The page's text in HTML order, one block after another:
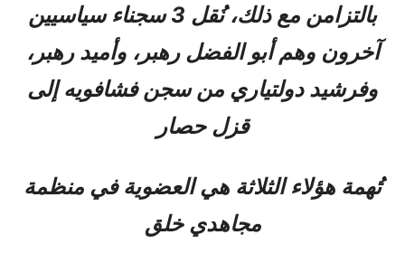
بالتزامن مع ذلك، نُقل 3 سجناء سياسيين
آخرون وهم أبو الفضل رهبر، وأميد رهبر،
وفرشيد دولتياري من سجن فشافويه إلى
قزل حصار
تُهمة هؤلاء الثلاثة هي العضوية في منظمة
مجاهدي خلق